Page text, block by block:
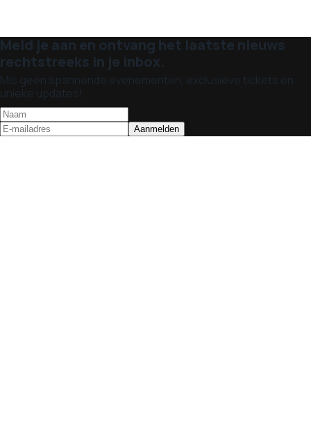
Meld je aan en ontvang het laatste nieuws
rechtstreeks in je inbox.
Mis geen spannende evenementen, exclusieve tickets en
unieke updates!